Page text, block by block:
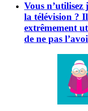
Vous n’utilisez
la télévision ?
extrêmement
de ne pas